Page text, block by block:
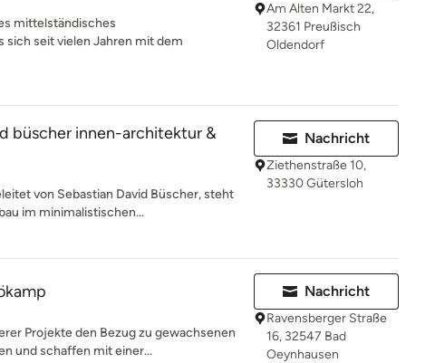
mittelständisches
sich seit vielen Jahren mit dem
Am Alten Markt 22,
32361 Preußisch
Oldendorf
büscher innen-architektur &
von Sebastian David Büscher, steht
im minimalistischen...
Nachricht
Ziethenstraße 10,
33330 Gütersloh
Projekte den Bezug zu gewachsenen
und schaffen mit einer...
Nachricht
Ravensberger Straße
16, 32547 Bad
Oeynhausen